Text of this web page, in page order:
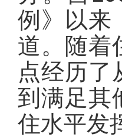
例》以来
道。随着
点经历了
到满足其
住水平发